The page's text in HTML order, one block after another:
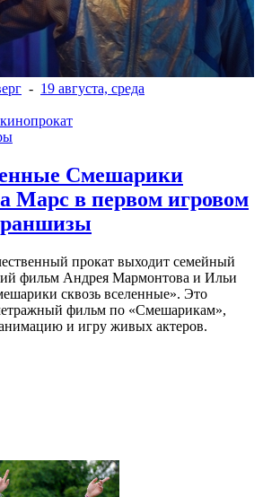
- 19 августа, среда
Смешарики
Марс в первом игровом
прокат выходит семейный
фильм Андрея Мармонтова и Ильи
сквозь вселенные». Это
фильм по «Смешарикам»,
и игру живых актеров.